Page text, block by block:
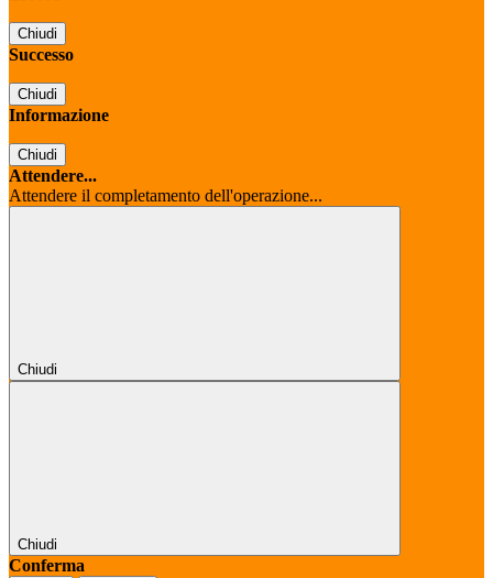
Chiudi
Successo
Chiudi
Informazione
Chiudi
Attendere...
Attendere il completamento dell'operazione...
Chiudi
Chiudi
Conferma